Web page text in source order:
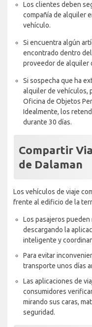
Los clientes deben
compañía de alquiler
vehículo.
Si encuentra algún
encontrado dentro
proveedor de alquiler
Si sospecha que ha
alquiler de vehículos,
Oficina de Objetos
Idealmente, los
durante 30 días.
Compartir
de Dalaman
Los vehículos de viaje
frente al edificio de la
Los pasajeros
descargando la
inteligente y
Para evitar
transporte unos días
Las aplicaciones de
consumidores
mirando sus caras,
seguridad.